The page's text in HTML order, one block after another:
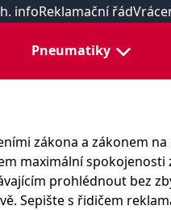
infoReklamační řád
Pneumatiky
zákona a zákonem
maximální spokojenosti
prohlédnout bez
Sepište s řidičem